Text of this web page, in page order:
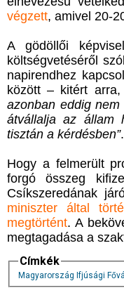
végzett, amivel 20-
A gödöllői
költségvetéséről
napirendhez
között – kitért
azonban eddig
átvállalja az állam
tisztán a kérdésben”.
Hogy a felmerült
forgó összeg
Csíkszeredának
miniszter által
megtörtént. A
megtagadása a
Címkék
Magyarország Ifjúsági